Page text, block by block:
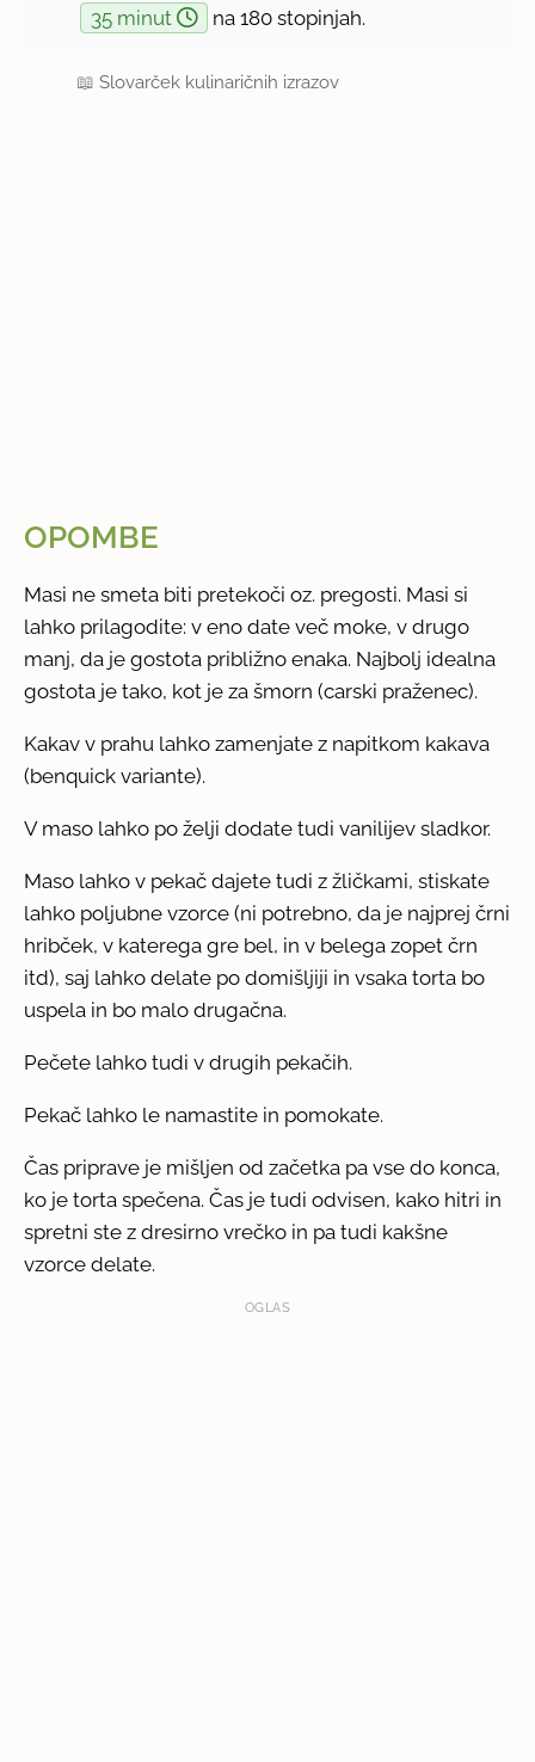
35 minut
na 180 stopinjah.
📖Slovarček kulinaričnih izrazov
OPOMBE
Masi ne smeta biti pretekoči oz. pregosti. Masi si
lahko prilagodite: v eno date več moke, v drugo
manj, da je gostota približno enaka. Najbolj idealna
gostota je tako, kot je za šmorn (carski praženec).
Kakav v prahu lahko zamenjate z napitkom kakava
(benquick variante).
V maso lahko po želji dodate tudi vanilijev sladkor.
Maso lahko v pekač dajete tudi z žličkami, stiskate
lahko poljubne vzorce (ni potrebno, da je najprej črni
hribček, v katerega gre bel, in v belega zopet črn
itd), saj lahko delate po domišljiji in vsaka torta bo
uspela in bo malo drugačna.
Pečete lahko tudi v drugih pekačih.
Pekač lahko le namastite in pomokate.
Čas priprave je mišljen od začetka pa vse do konca,
ko je torta spečena. Čas je tudi odvisen, kako hitri in
spretni ste z dresirno vrečko in pa tudi kakšne
vzorce delate.
OGLAS